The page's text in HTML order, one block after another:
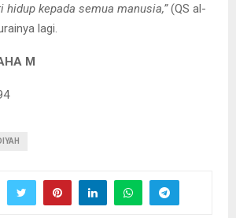
kepada semua manusia,”(QS al-
lagi.
M